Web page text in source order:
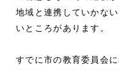
地域と連携していかな
いところがあります。
すでに市の教育委員会